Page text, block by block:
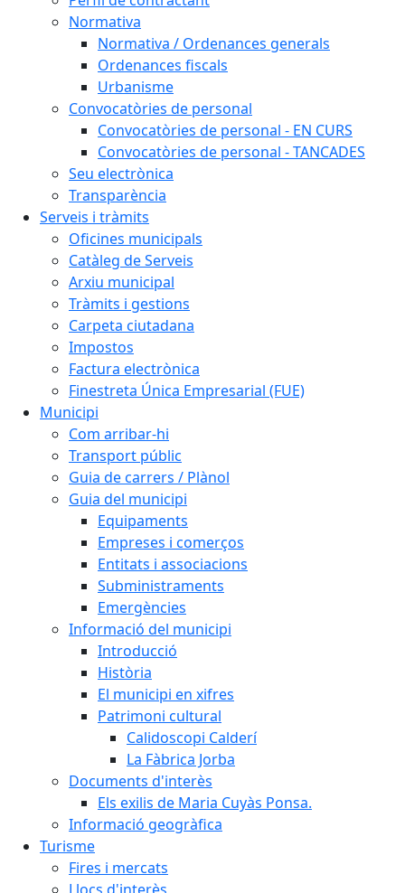
Normativa
Normativa / Ordenances generals
Ordenances fiscals
Urbanisme
Convocatòries de personal
Convocatòries de personal - EN CURS
Convocatòries de personal - TANCADES
Seu electrònica
Transparència
Serveis i tràmits
Oficines municipals
Catàleg de Serveis
Arxiu municipal
Tràmits i gestions
Carpeta ciutadana
Impostos
Factura electrònica
Finestreta Única Empresarial (FUE)
Municipi
Com arribar-hi
Transport públic
Guia de carrers / Plànol
Guia del municipi
Equipaments
Empreses i comerços
Entitats i associacions
Subministraments
Emergències
Informació del municipi
Introducció
Història
El municipi en xifres
Patrimoni cultural
Calidoscopi Calderí
La Fàbrica Jorba
Documents d'interès
Els exilis de Maria Cuyàs Ponsa.
Informació geogràfica
Turisme
Fires i mercats